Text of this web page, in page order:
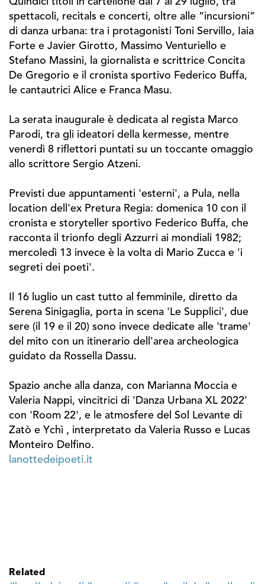
spettacoli, recitals e concerti, oltre alle “incursioni”
di danza urbana: tra i protagonisti Toni Servillo, Iaia
Forte e Javier Girotto, Massimo Venturiello e
Stefano Massini, la giornalista e scrittrice Concita
De Gregorio e il cronista sportivo Federico Buffa,
le cantautrici Alice e Franca Masu.
La serata inaugurale è dedicata al regista Marco
Parodi, tra gli ideatori della kermesse, mentre
venerdì 8 riflettori puntati su un toccante omaggio
allo scrittore Sergio Atzeni.
Previsti due appuntamenti 'esterni', a Pula, nella
location dell'ex Pretura Regia: domenica 10 con il
cronista e storyteller sportivo Federico Buffa, che
racconta il trionfo degli Azzurri ai mondiali 1982;
mercoledì 13 invece è la volta di Mario Zucca e 'i
segreti dei poeti'.
Il 16 luglio un cast tutto al femminile, diretto da
Serena Sinigaglia, porta in scena 'Le Supplici', due
sere (il 19 e il 20) sono invece dedicate alle 'trame'
del mito con un itinerario dell'area archeologica
guidato da Rossella Dassu.
Spazio anche alla danza, con Marianna Moccia e
Valeria Nappi, vincitrici di 'Danza Urbana XL 2022'
con 'Room 22', e le atmosfere del Sol Levante di
Zatò e Ychì , interpretato da Valeria Russo e Lucas
Monteiro Delfino.
lanottedeipoeti.it
Related